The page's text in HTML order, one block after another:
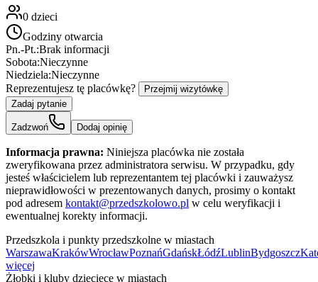
0 dzieci
Godziny otwarcia
Pn.-Pt.:Brak informacji
Sobota:Nieczynne
Niedziela:Nieczynne
Reprezentujesz tę placówkę?
Przejmij wizytówkę
Zadaj pytanie
Zadzwoń Dodaj opinię
Informacja prawna: Niniejsza placówka nie została
zweryfikowana przez administratora serwisu. W przypadku, gdy
jesteś właścicielem lub reprezentantem tej placówki i zauważysz
nieprawidłowości w prezentowanych danych, prosimy o kontakt
pod adresem kontakt@przedszkolowo.pl w celu weryfikacji i
ewentualnej korekty informacji.
Przedszkola i punkty przedszkolne w miastach
WarszawaKrakówWrocławPoznańGdańskŁódźLublinBydgoszcz
więcej
Żłobki i kluby dziecięce w miastach